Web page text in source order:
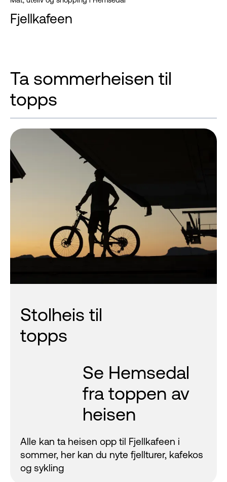
Fjellkafeen
Ta sommerheisen til
topps
Stolheis til
topps
Se Hemsedal
fra toppen av
heisen
Alle kan ta heisen opp til Fjellkafeen i
sommer, her kan du nyte fjellturer, kafekos
og sykling